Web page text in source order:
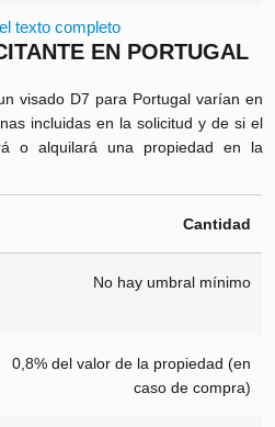
texto completo
EN PORTUGAL
visado D7 para Portugal varían en
incluidas en la solicitud y de si el
o alquilará una propiedad en la
Cantidad
No hay umbral mínimo
0,8% del valor de la propiedad (en
caso de compra)